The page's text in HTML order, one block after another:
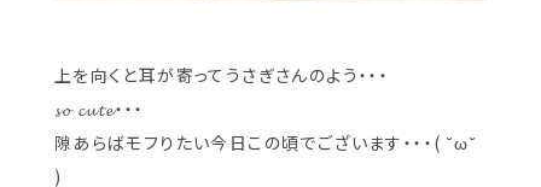
上を向くと耳が寄ってうさぎさんのよう・・・
𝓼𝓸 𝓬𝓾𝓽𝓮・・・
隙あらばモフりたい今日この頃でございます・・・( ˘ω˘
)